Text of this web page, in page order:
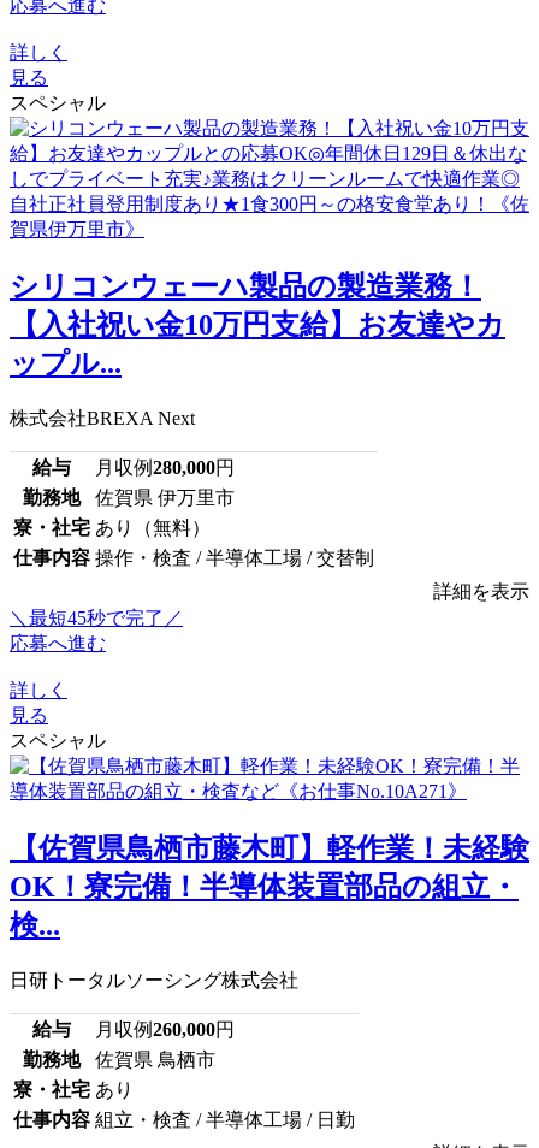
応募へ進む
詳しく
見る
スペシャル
シリコンウェーハ製品の製造業務！
【入社祝い金10万円支給】お友達やカ
ップル...
株式会社BREXA Next
給与 月収例280,000円
勤務地
佐賀県 伊万里市
寮・社宅 あり（無料）
仕事内容 操作・検査 / 半導体工場 / 交替制
詳細を表示
＼最短45秒で完了／
応募へ進む
詳しく
見る
スペシャル
【佐賀県鳥栖市藤木町】軽作業！未経験
OK！寮完備！半導体装置部品の組立・
検...
日研トータルソーシング株式会社
給与 月収例260,000円
勤務地
佐賀県 鳥栖市
寮・社宅 あり
仕事内容 組立・検査 / 半導体工場 / 日勤